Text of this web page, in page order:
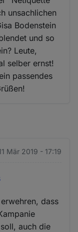
unsachlichen
Bodenstein
und so
Leute,
selber ernst!
passendes
Mär 2019 - 17:19
dass
auch die